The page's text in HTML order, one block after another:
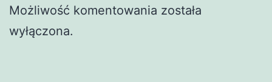
Możliwość komentowania została
wyłączona.